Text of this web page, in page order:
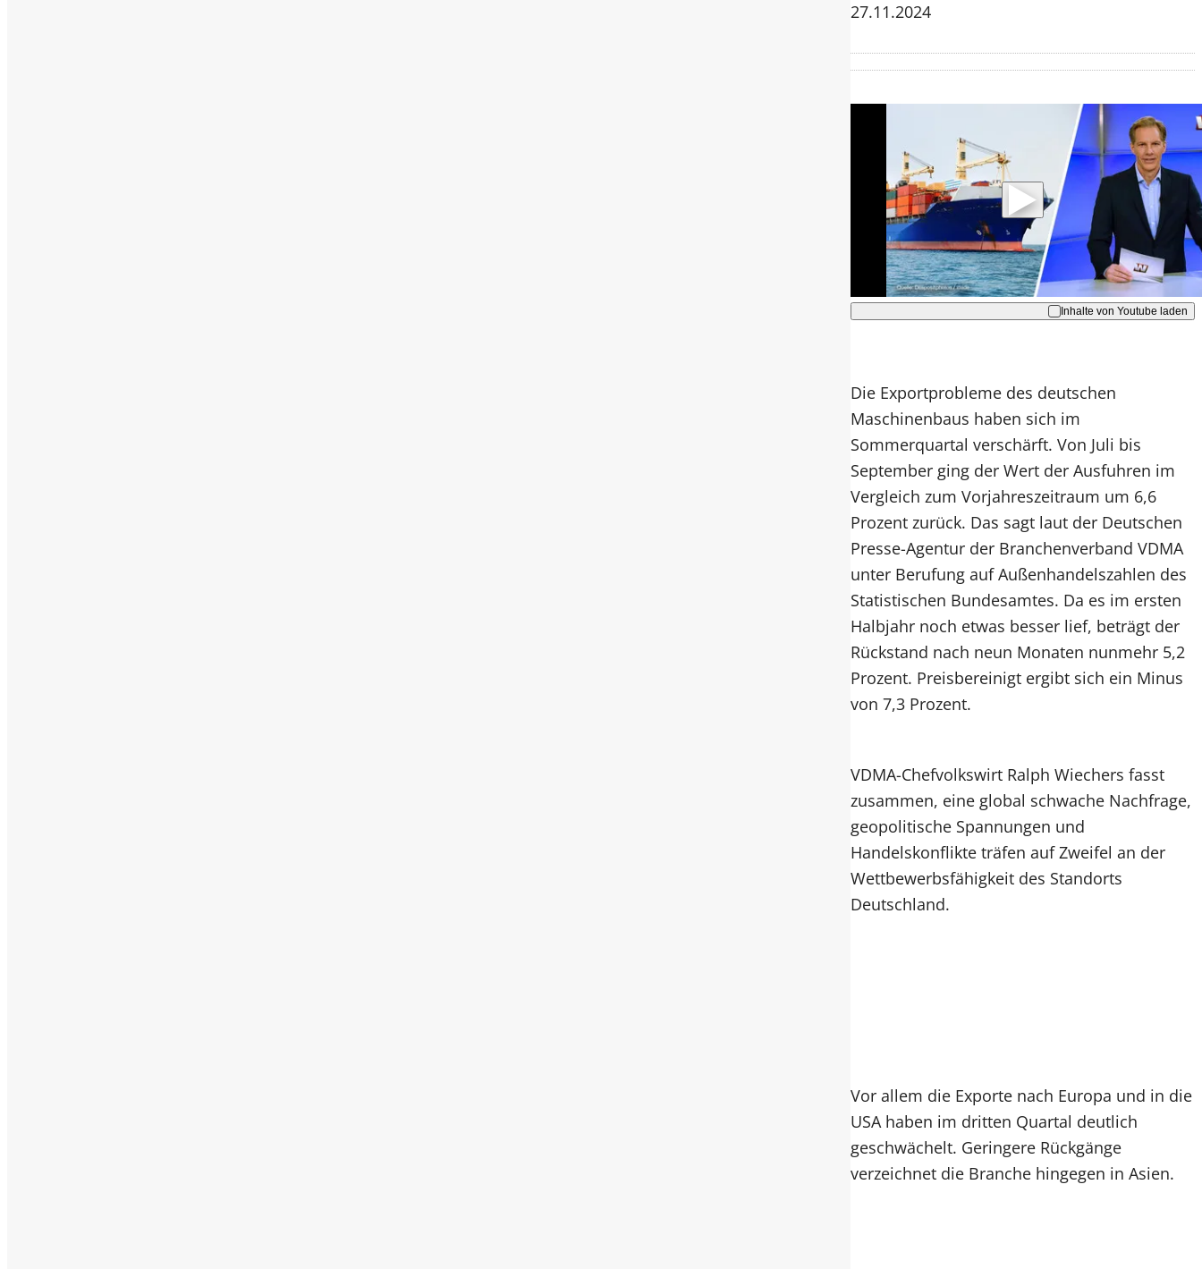
27.11.2024
Mit der Wiedergabe dieses Videos
werden Daten an Youtube übertragen.
Hinweise dazu erhalten Sie in der
Datenschutzerklärung.
Akzeptieren
Inhalte von Youtube laden
Die Exportprobleme des deutschen
Maschinenbaus haben sich im
Sommerquartal verschärft. Von Juli bis
September ging der Wert der Ausfuhren im
Vergleich zum Vorjahreszeitraum um 6,6
Prozent zurück. Das sagt laut der Deutschen
Presse-Agentur der Branchenverband VDMA
unter Berufung auf Außenhandelszahlen des
Statistischen Bundesamtes. Da es im ersten
Halbjahr noch etwas besser lief, beträgt der
Rückstand nach neun Monaten nunmehr 5,2
Prozent. Preisbereinigt ergibt sich ein Minus
von 7,3 Prozent.
VDMA-Chefvolkswirt Ralph Wiechers fasst
zusammen, eine global schwache Nachfrage,
geopolitische Spannungen und
Handelskonflikte träfen auf Zweifel an der
Wettbewerbsfähigkeit des Standorts
Deutschland.
Vor allem die Exporte nach Europa und in die
USA haben im dritten Quartal deutlich
geschwächelt. Geringere Rückgänge
verzeichnet die Branche hingegen in Asien.